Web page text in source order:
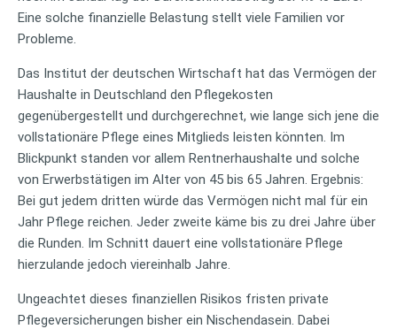
Eine solche finanzielle Belastung stellt viele Familien vor
Probleme.
Das Institut der deutschen Wirtschaft hat das Vermögen der
Haushalte in Deutschland den Pflegekosten
gegenübergestellt und durchgerechnet, wie lange sich jene die
vollstationäre Pflege eines Mitglieds leisten könnten. Im
Blickpunkt standen vor allem Rentnerhaushalte und solche
von Erwerbstätigen im Alter von 45 bis 65 Jahren. Ergebnis:
Bei gut jedem dritten würde das Vermögen nicht mal für ein
Jahr Pflege reichen. Jeder zweite käme bis zu drei Jahre über
die Runden. Im Schnitt dauert eine vollstationäre Pflege
hierzulande jedoch viereinhalb Jahre.
Ungeachtet dieses finanziellen Risikos fristen private
Pflegeversicherungen bisher ein Nischendasein. Dabei